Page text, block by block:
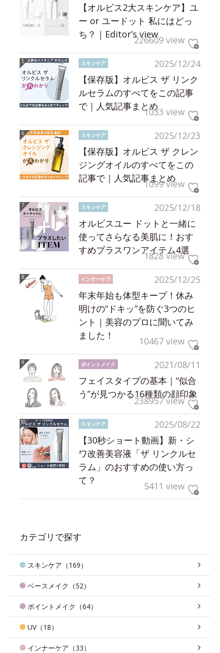
【オルビス2大スキンケア】ユ
ー or ユードット 私にはどっ
ち？｜Editor’s view226609 view
2025/12/24
スキンケア
【保存版】オルビス ザ リンク
ルセラムのすべてをこの記事
で｜人気記事まとめ1033 view
2025/12/23
スキンケア
【保存版】オルビス ザ クレン
ジングオイルのすべてをこの
記事で｜人気記事まとめ
1099 view
2025/12/18
スキンケア
オルビスユー ドットと一緒に
使ってさらなる美肌に！おす
すめプラスワンアイテム4選
1828 view
2025/12/25
インナーケア
年末年始も体型キープ！休み
明けの“ドキッ”を防ぐ3つのヒ
ント｜美容のプロに聞いてみ
ました！
10467 view
2021/08/11
ポイントメイク
フェイスタイプの基本｜“似合
う”が見つかる16種類の顔印象
238957 view
2025/08/22
スキンケア
【30秒ショート動画】新・シ
ワ改善美容液「ザ リンクルセ
ラム」のおすすめの使い方っ
て？
5411 view
カテゴリで探す
スキンケア（169）
ベースメイク（52）
ポイントメイク（64）
UV（18）
インナーケア（33）